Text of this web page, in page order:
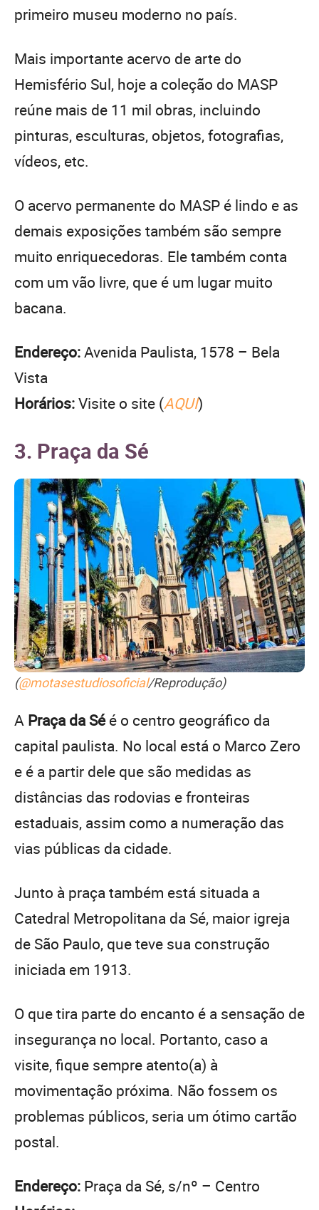
primeiro museu moderno no país.
Mais importante acervo de arte do
Hemisfério Sul, hoje a coleção do MASP
reúne mais de 11 mil obras, incluindo
pinturas, esculturas, objetos, fotografias,
vídeos, etc.
O acervo permanente do MASP é lindo e as
demais exposições também são sempre
muito enriquecedoras. Ele também conta
com um vão livre, que é um lugar muito
bacana.
Endereço:Avenida Paulista, 1578 – Bela
Vista
Horários:Visite o site (AQUI)
3. Praça da Sé
(@motasestudiosoficial/Reprodução)
A Praça da Séé o centro geográfico da
capital paulista. No local está o Marco Zero
e é a partir dele que são medidas as
distâncias das rodovias e fronteiras
estaduais, assim como a numeração das
vias públicas da cidade.
Junto à praça também está situada a
Catedral Metropolitana da Sé, maior igreja
de São Paulo, que teve sua construção
iniciada em 1913.
O que tira parte do encanto é a sensação de
insegurança no local. Portanto, caso a
visite, fique sempre atento(a) à
movimentação próxima. Não fossem os
problemas públicos, seria um ótimo cartão
postal.
Endereço: Praça da Sé, s/nº – Centro